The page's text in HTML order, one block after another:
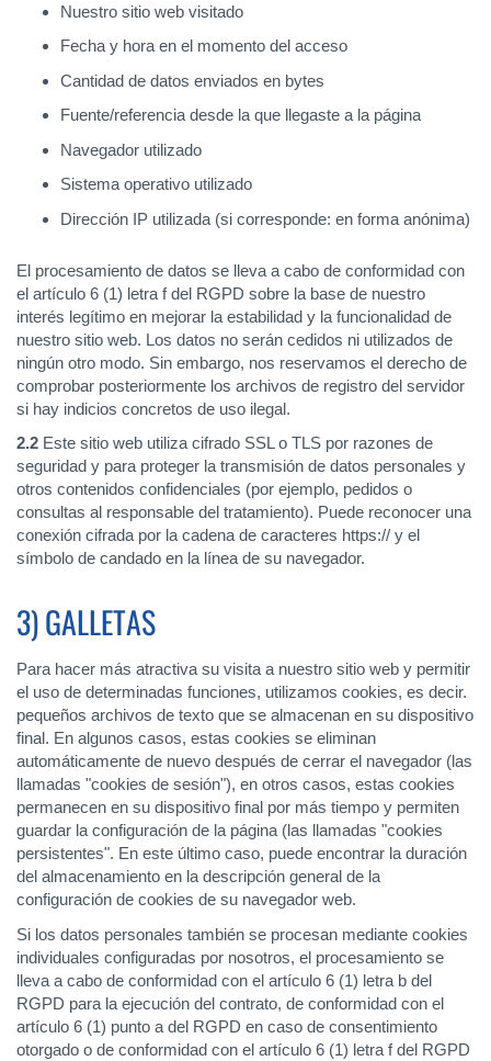
Nuestro sitio web visitado
Fecha y hora en el momento del acceso
Cantidad de datos enviados en bytes
Fuente/referencia desde la que llegaste a la página
Navegador utilizado
Sistema operativo utilizado
Dirección IP utilizada (si corresponde: en forma anónima)
El procesamiento de datos se lleva a cabo de conformidad con
el artículo 6 (1) letra f del RGPD sobre la base de nuestro
interés legítimo en mejorar la estabilidad y la funcionalidad de
nuestro sitio web. Los datos no serán cedidos ni utilizados de
ningún otro modo. Sin embargo, nos reservamos el derecho de
comprobar posteriormente los archivos de registro del servidor
si hay indicios concretos de uso ilegal.
2.2 Este sitio web utiliza cifrado SSL o TLS por razones de
seguridad y para proteger la transmisión de datos personales y
otros contenidos confidenciales (por ejemplo, pedidos o
consultas al responsable del tratamiento). Puede reconocer una
conexión cifrada por la cadena de caracteres https:// y el
símbolo de candado en la línea de su navegador.
3) GALLETAS
Para hacer más atractiva su visita a nuestro sitio web y permitir
el uso de determinadas funciones, utilizamos cookies, es decir.
pequeños archivos de texto que se almacenan en su dispositivo
final. En algunos casos, estas cookies se eliminan
automáticamente de nuevo después de cerrar el navegador (las
llamadas "cookies de sesión"), en otros casos, estas cookies
permanecen en su dispositivo final por más tiempo y permiten
guardar la configuración de la página (las llamadas "cookies
persistentes". En este último caso, puede encontrar la duración
del almacenamiento en la descripción general de la
configuración de cookies de su navegador web.
Si los datos personales también se procesan mediante cookies
individuales configuradas por nosotros, el procesamiento se
lleva a cabo de conformidad con el artículo 6 (1) letra b del
RGPD para la ejecución del contrato, de conformidad con el
artículo 6 (1) punto a del RGPD en caso de consentimiento
otorgado o de conformidad con el artículo 6 (1) letra f del RGPD